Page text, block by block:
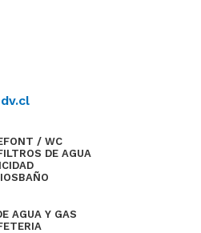
/ WC
DE AGUA
BAÑO
AGUA Y GAS